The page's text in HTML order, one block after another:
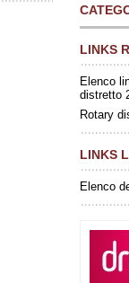
LINKS
Elenco
distretto
Rotary
LINKS
Elenco